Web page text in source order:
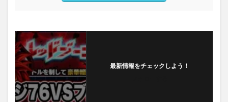
最新情報をチェックしよう！